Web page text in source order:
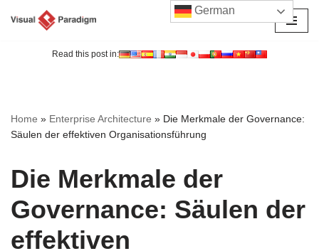
Read this post in:
Home » Enterprise Architecture » Die Merkmale der Governance:
Säulen der effektiven Organisationsführung
Die Merkmale der
Governance: Säulen der
effektiven
German